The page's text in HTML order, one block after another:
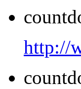
http://